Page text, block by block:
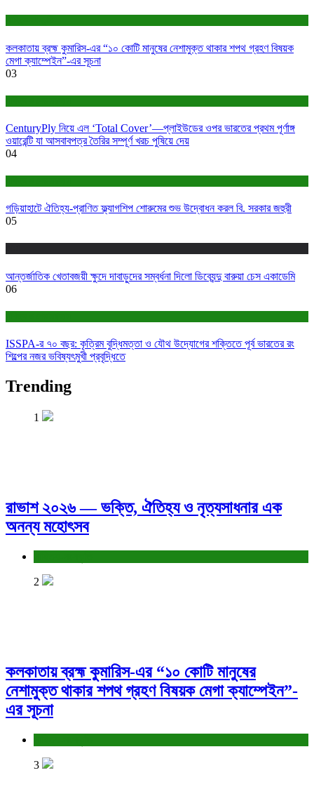
কলকাতায় ব্রহ্ম কুমারিস-এর “১০ কোটি মানুষের নেশামুক্ত থাকার শপথ গ্রহণ বিষয়ক
মেগা ক্যাম্পেইন”-এর সূচনা
03
CenturyPly নিয়ে এল ‘Total Cover’—প্লাইউডের ওপর ভারতের প্রথম পূর্ণাঙ্গ
ওয়ারেন্টি যা আসবাবপত্র তৈরির সম্পূর্ণ খরচ পুষিয়ে দেয়
04
গড়িয়াহাটে ঐতিহ্য-প্রাণিত ফ্ল্যাগশিপ শোরুমের শুভ উদ্বোধন করল বি. সরকার জহুরী
05
আন্তর্জাতিক খেতাবজয়ী ক্ষুদে দাবাড়ুদের সম্বর্ধনা দিলো ডিব্যেন্দু বারুয়া চেস একাডেমি
06
ISSPA-র ৭০ বছর: কৃত্রিম বুদ্ধিমত্তা ও যৌথ উদ্যোগের শক্তিতে পূর্ব ভারতের রং
শিল্পের নজর ভবিষ্যৎমুখী প্রবৃদ্ধিতে
Trending
1
রাভাশ ২০২৬ — ভক্তি, ঐতিহ্য ও নৃত্যসাধনার এক
অনন্য মহোৎসব
2
কলকাতায় ব্রহ্ম কুমারিস-এর “১০ কোটি মানুষের
নেশামুক্ত থাকার শপথ গ্রহণ বিষয়ক মেগা ক্যাম্পেইন”-
এর সূচনা
3